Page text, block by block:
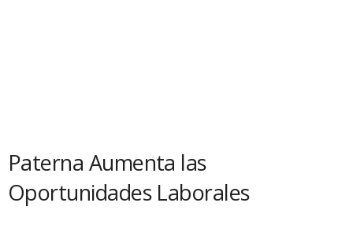
Paterna Aumenta las
Oportunidades Laborales